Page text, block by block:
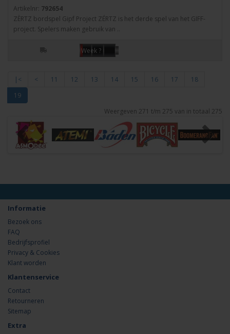
Artikelnr: 792654
ZÈRTZ bordspel Gipf Project ZÉRTZ is het derde spel van het GIFF-
project. Spelers maken gebruik van ..
Week ?
|< < 11 12 13 14 15 16 17
18
19
Weergeven 271 t/m 275 van in totaal 275
Informatie
Bezoek ons
FAQ
Bedrijfsprofiel
Privacy & Cookies
Klant worden
Klantenservice
Contact
Retourneren
Sitemap
Extra